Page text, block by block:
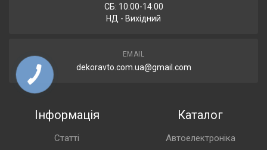
СБ: 10:00-14:00
НД - Вихідний
EMAIL
dekoravto.com.ua@gmail.com
Інформація
Статті
Каталог
Автоелектроніка